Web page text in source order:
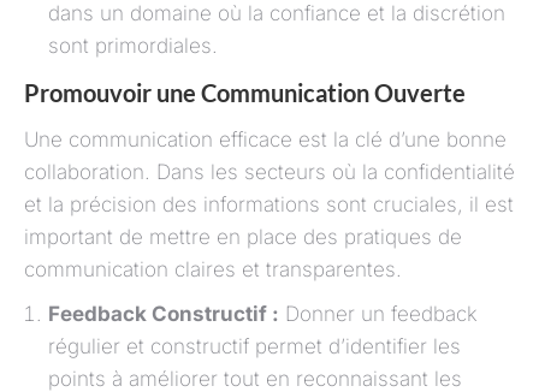
dans un domaine où la confiance et la discrétion
sont primordiales.
Promouvoir une Communication Ouverte
Une communication efficace est la clé d’une bonne
collaboration. Dans les secteurs où la confidentialité
et la précision des informations sont cruciales, il est
important de mettre en place des pratiques de
communication claires et transparentes.
Feedback Constructif : Donner un feedback
régulier et constructif permet d’identifier les
points à améliorer tout en reconnaissant les